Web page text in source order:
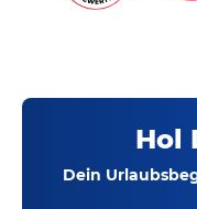
Hol
Dein